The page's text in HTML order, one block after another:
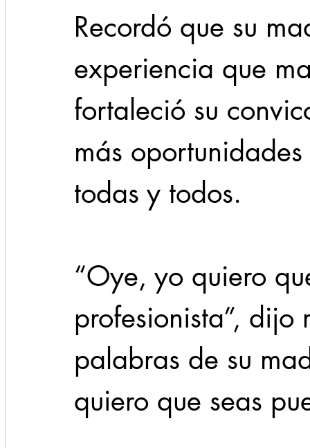
Recordó que su
experiencia que
fortaleció su
más
todas y todos.
“Oye, yo quiero
profesionista”,
palabras de su
quiero que seas